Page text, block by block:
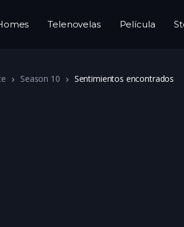
Telenovelas Película
Season 10 Sentimientos encontrados